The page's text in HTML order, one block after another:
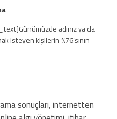
adınız ya da
isteyen kişilerin %76’sının
sonuçları, internetten